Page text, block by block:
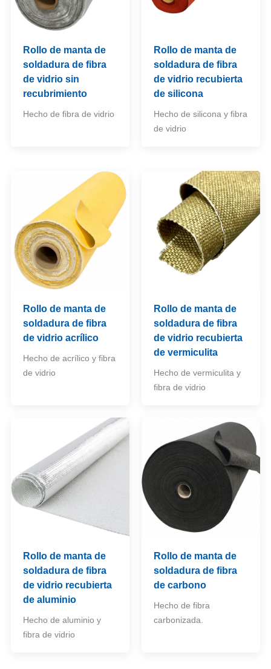
Rollo de manta de
soldadura de fibra
de vidrio sin
recubrimiento
Hecho de fibra de vidrio
Rollo de manta de
soldadura de fibra
de vidrio recubierta
de silicona
Hecho de silicona y fibra
de vidrio
Rollo de manta de
soldadura de fibra
de vidrio acrílico
Hecho de acrílico y fibra
de vidrio
Rollo de manta de
soldadura de fibra
de vidrio recubierta
de vermiculita
Hecho de vermiculita y
fibra de vidrio
Rollo de manta de
soldadura de fibra
de vidrio recubierta
de aluminio
Hecho de aluminio y
fibra de vidrio
Rollo de manta de
soldadura de fibra
de carbono
Hecho de fibra
carbonizada.